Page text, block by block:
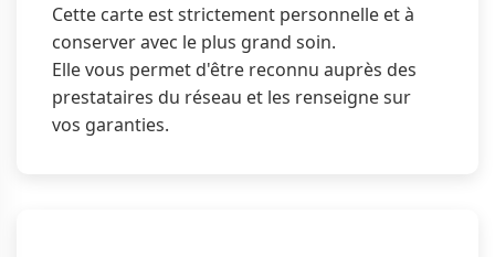
Cette carte est strictement personnelle et à
conserver avec le plus grand soin.
Elle vous permet d'être reconnu auprès des
prestataires du réseau et les renseigne sur
vos garanties.